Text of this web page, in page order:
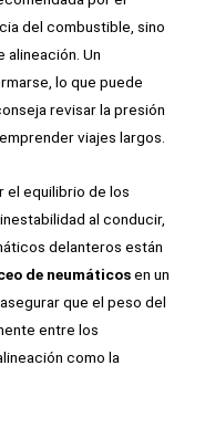
del combustible, sino
alineación. Un
lo que puede
revisar la presión
viajes largos.
el equilibrio de los
al conducir,
delanteros están
de neumáticosen un
que el peso del
entre los
como la